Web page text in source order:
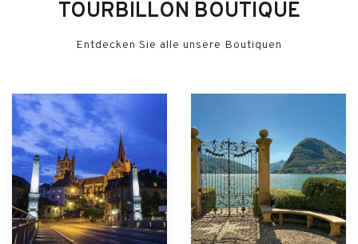
TOURBILLON BOUTIQUE
Entdecken Sie alle unsere Boutiquen